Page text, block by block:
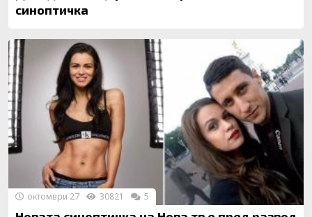
синоптичка
октомври 27 30821 5